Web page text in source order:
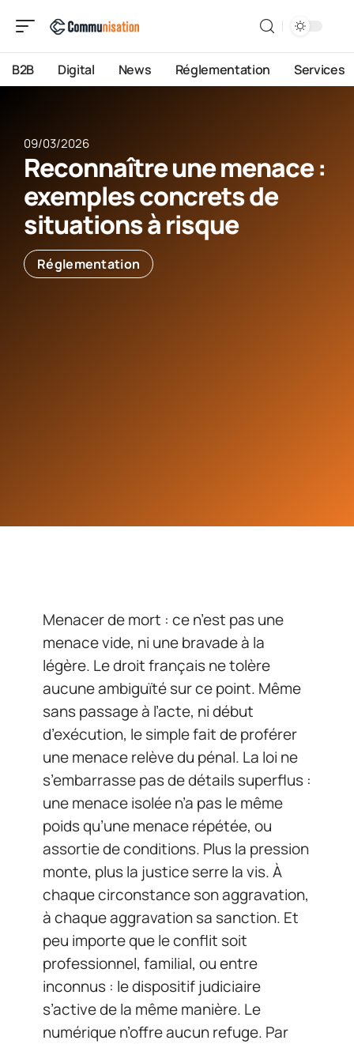
B2B Digital News Réglementation Services
09/03/2026
Reconnaître une menace :
exemples concrets de
situations à risque
Réglementation
Menacer de mort : ce n’est pas une
menace vide, ni une bravade à la
légère. Le droit français ne tolère
aucune ambiguïté sur ce point. Même
sans passage à l’acte, ni début
d’exécution, le simple fait de proférer
une menace relève du pénal. La loi ne
s’embarrasse pas de détails superflus :
une menace isolée n’a pas le même
poids qu’une menace répétée, ou
assortie de conditions. Plus la pression
monte, plus la justice serre la vis. À
chaque circonstance son aggravation,
à chaque aggravation sa sanction. Et
peu importe que le conflit soit
professionnel, familial, ou entre
inconnus : le dispositif judiciaire
s’active de la même manière. Le
numérique n’offre aucun refuge. Par